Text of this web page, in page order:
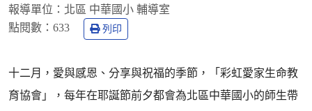
報導單位： 北區 中華國小 輔導室
點閱數： 633 列印
十二月，愛與感恩、分享與祝福的季節，「彩虹愛家生命教
育協會」，每年在耶誕節前夕都會為北區中華國小的師生帶